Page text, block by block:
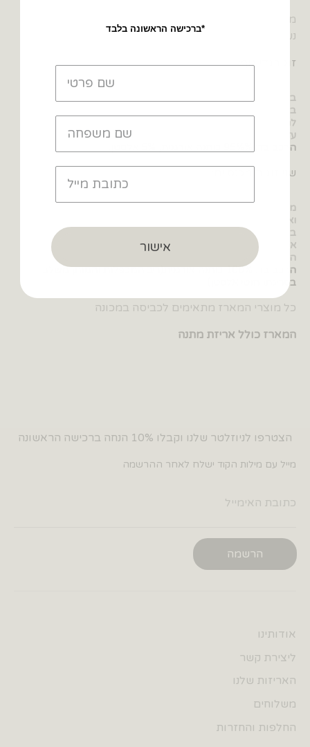
מוצרי המארז עשויים
נעימה.
זוג בגדי גוף:
בגדי גוף בטקסטורת ריב שטוח, נוחים מאד ללבישה, שומרים על
בטן הקטנטים עטופה גם בזמן תנועה, ובעלי תיקתקים במפשעה
להחלפת חיתול פשוטה. מפתח הצוואר מעטור ברקמת קרושה
עדינה בצבע הבד ופפיון קטנטן.(אחד מודפס ואחד חלק(.
הרכב בד: 95%% כותנה אורגנית, 5% אלסטן.
שני זוגות מכנסיים:
מכנסיים ארוכים בגזרת מפשעה נמוכה למראה משוחרר, נוח
ואופנתי.
במותן מושחל גומי רך ואיכותי, ובמכפלות הרגליים ישנה סיומת ריב
אלסטי. כל אלו מעניקים נוחות מקסימלית בלבישה ובהלבשה.
המכנסיים עשויים בד פוטר מחמם ומגורד בחלקו הפנימי
הרכב בד: 100% כותנה אורגנית(ריב המכפלות והמותן משלב
בסריגתו חוטי אלסטן)
כל מוצרי המארז מתאימים לכביסה במכונה
המארז כולל אריזת מתנה
הצטרפו לניוזלטר שלנו וקבלו 10% הנחה ברכישה הראשונה
מייל עם מילות הקוד ישלח לאחר ההרשמה
כתובת האימייל
הרשמה
אודותינו
ליצירת קשר
האריזות שלנו
משלוחים
החלפות והחזרות
ברכישה הראשונה בלבד*
אישור